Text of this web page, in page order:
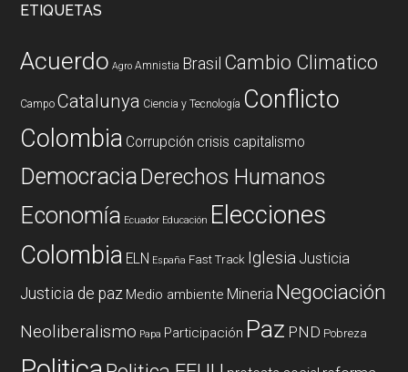
ETIQUETAS
Acuerdo Agro Amnistia Brasil Cambio Climatico
Campo Catalunya Ciencia y Tecnología Conflicto
Colombia Corrupción crisis capitalismo
DemocraciaDerechos Humanos
Economía Ecuador Educación Elecciones
Colombia ELN España Fast Track Iglesia Justicia
Justicia de paz Medio ambiente Mineria Negociación
Neoliberalismo Papa Participación Paz PND Pobreza